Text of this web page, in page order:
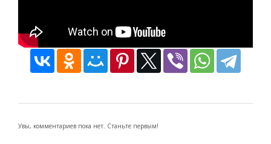
Увы, комментариев пока нет. Станьте первым!